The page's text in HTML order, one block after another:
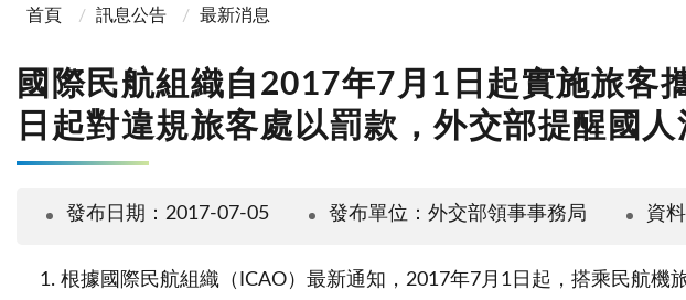
首頁 訊息公告 最新消息
國際民航組織自2017年7月1日起實施旅客
日起對違規旅客處以罰款，外交部提醒國人
發布日期：2017-07-05 發布單位：外交部領事事務局 資
根據國際民航組織（ICAO）最新通知，2017年7月1日起，搭乘民航